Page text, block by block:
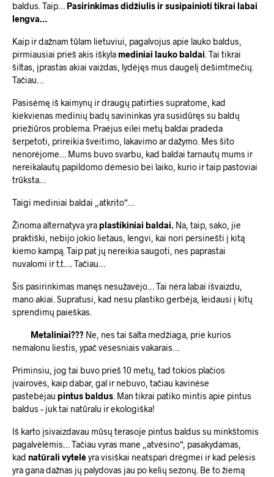
baldus. Taip… Pasirinkimas didžiulis ir susipainioti tikrai labai
lengva…
Kaip ir dažnam tūlam lietuviui, pagalvojus apie lauko baldus,
pirmiausiai prieš akis iškylamediniai lauko baldai. Tai tikrai
šiltas, įprastas akiai vaizdas, lydėjęs mus daugelį dešimtmečių.
Tačiau…
Pasisėmę iš kaimynų ir draugų patirties supratome, kad
kiekvienas medinių badų savininkas yra susidūręs su baldų
priežiūros problema. Praėjus eilei metų baldai pradeda
šerpetoti, prireikia šveitimo, lakavimo ar dažymo. Mes šito
nenorėjome… Mums buvo svarbu, kad baldai tarnautų mums ir
nereikalautų papildomo dėmesio bei laiko, kurio ir taip pastoviai
trūksta…
Taigi mediniai baldai „atkrito“…
Žinoma alternatyva yraplastikiniai baldai. Na, taip, sako, jie
praktiški, nebijo jokio lietaus, lengvi, kai nori persinešti į kitą
kiemo kampą. Taip pat jų nereikia saugoti, nes paprastai
nuvalomi ir t.t…. Tačiau…
Šis pasirinkimas manęs nesužavėjo… Tai nėra labai išvaizdu,
mano akiai. Supratusi, kad nesu plastiko gerbėja, leidausi į kitų
sprendimų paieškas.
Metaliniai??? Ne, nes tai šalta medžiaga, prie kurios
nemalonu liestis, ypač vėsesniais vakarais…
Priminsiu, jog tai buvo prieš 10 metų, tad tokios plačios
įvairovės, kaip dabar, gal ir nebuvo, tačiau kavinėse
pastebėjau pintus baldus. Man tikrai patiko mintis apie pintus
baldus – juk tai natūralu ir ekologiška!
Iš karto įsivaizdavau mūsų terasoje pintus baldus su minkštomis
pagalvėlėmis… Tačiau vyras mane „atvėsino“, pasakydamas,
kad natūrali vytelėyra visiškai neatspari drėgmei ir kad pelėsis
yra gana dažnas jų palydovas jau po kelių sezonų. Be to žiemą